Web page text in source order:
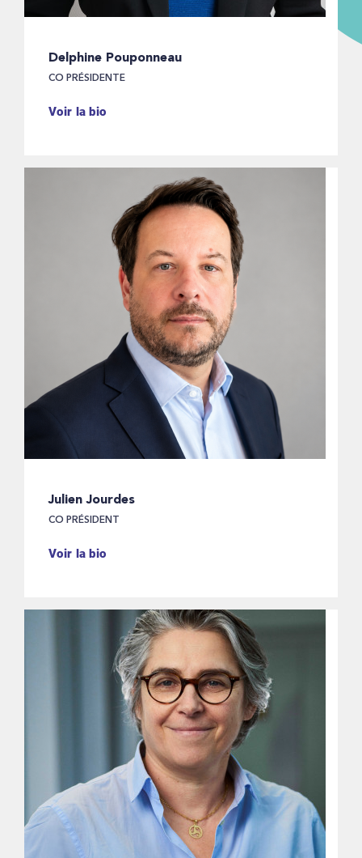
Delphine Pouponneau
CO PRÉSIDENTE
Voir la bio
Julien Jourdes
CO PRÉSIDENT
Voir la bio